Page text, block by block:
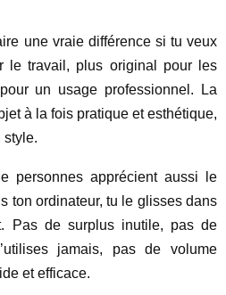
une vraie différence si tu veux
le travail, plus original pour les
un usage professionnel. La
à la fois pratique et esthétique,
style.
personnes apprécient aussi le
ton ordinateur, tu le glisses dans
Pas de surplus inutile, pas de
jamais, pas de volume
et efficace.